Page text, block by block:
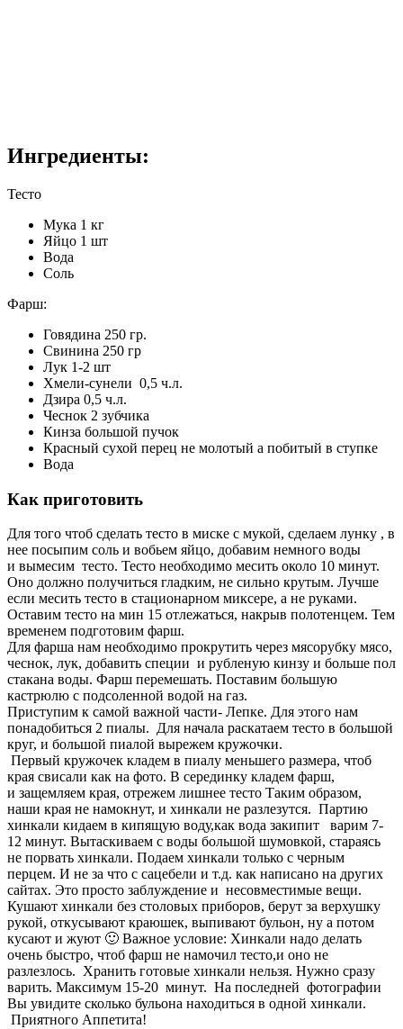
Ингредиенты:
Тесто
Мука 1 кг
Яйцо 1 шт
Вода
Соль
Фарш:
Говядина 250 гр.
Свинина 250 гр
Лук 1-2 шт
Хмели-сунели 0,5 ч.л.
Дзира 0,5 ч.л.
Чеснок 2 зубчика
Кинза большой пучок
Красный сухой перец не молотый а побитый в ступке
Вода
Как приготовить
Для того чтоб сделать тесто в миске с мукой, сделаем лунку , в
нее посыпим соль и вобьем яйцо, добавим немного воды
и вымесим тесто. Тесто необходимо месить около 10 минут.
Оно должно получиться гладким, не сильно крутым. Лучше
если месить тесто в стационарном миксере, а не руками.
Оставим тесто на мин 15 отлежаться, накрыв полотенцем. Тем
временем подготовим фарш.
Для фарша нам необходимо прокрутить через мясорубку мясо,
чеснок, лук, добавить специи и рубленую кинзу и больше пол
стакана воды. Фарш перемешать. Поставим большую
кастрюлю с подсоленной водой на газ.
Приступим к самой важной части- Лепке. Для этого нам
понадобиться 2 пиалы. Для начала раскатаем тесто в большой
круг, и большой пиалой вырежем кружочки.
Первый кружочек кладем в пиалу меньшего размера, чтоб
края свисали как на фото. В серединку кладем фарш,
и защемляем края, отрежем лишнее тесто Таким образом,
наши края не намокнут, и хинкали не разлезутся. Партию
хинкали кидаем в кипящую воду,как вода закипит варим 7-
12 минут. Вытаскиваем с воды большой шумовкой, стараясь
не порвать хинкали. Подаем хинкали только с черным
перцем. И не за что с сацебели и т.д. как написано на других
сайтах. Это просто заблуждение и несовместимые вещи.
Кушают хинкали без столовых приборов, берут за верхушку
рукой, откусывают краюшек, выпивают бульон, ну а потом
кусают и жуют 🙂 Важное условие: Хинкали надо делать
очень быстро, чтоб фарш не намочил тесто,и оно не
разлезлось. Хранить готовые хинкали нельзя. Нужно сразу
варить. Максимум 15-20 минут. На последней фотографии
Вы увидите сколько бульона находиться в одной хинкали.
Приятного Аппетита!